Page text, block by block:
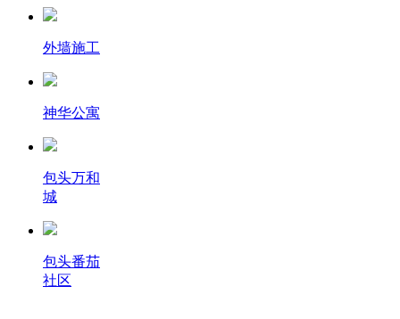
外墙施工
神华公寓
包头万和
城
包头番茄
社区